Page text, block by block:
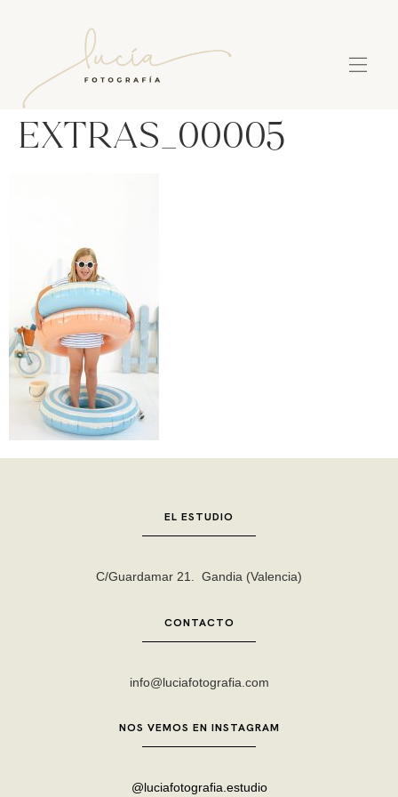
extras_00005
EL ESTUDIO
C/Guardamar 21. Gandia (Valencia)
CONTACTO
info@luciafotografia.com
NOS VEMOS EN INSTAGRAM
@luciafotografia.estudio